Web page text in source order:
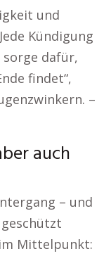
und
Kündigung
sorge dafür,
findet“,
–
auch
– und
Mittelpunkt: